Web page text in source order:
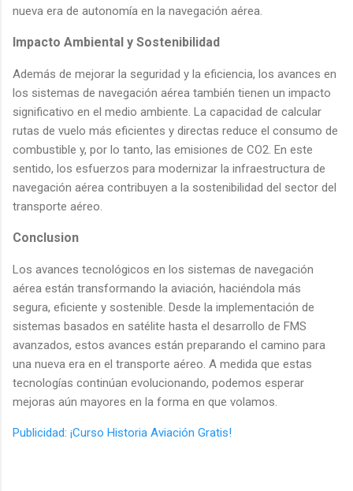
nueva era de autonomía en la navegación aérea.
Impacto Ambiental y Sostenibilidad
Además de mejorar la seguridad y la eficiencia, los avances en
los sistemas de navegación aérea también tienen un impacto
significativo en el medio ambiente. La capacidad de calcular
rutas de vuelo más eficientes y directas reduce el consumo de
combustible y, por lo tanto, las emisiones de CO2. En este
sentido, los esfuerzos para modernizar la infraestructura de
navegación aérea contribuyen a la sostenibilidad del sector del
transporte aéreo.
Conclusion
Los avances tecnológicos en los sistemas de navegación
aérea están transformando la aviación, haciéndola más
segura, eficiente y sostenible. Desde la implementación de
sistemas basados en satélite hasta el desarrollo de FMS
avanzados, estos avances están preparando el camino para
una nueva era en el transporte aéreo. A medida que estas
tecnologías continúan evolucionando, podemos esperar
mejoras aún mayores en la forma en que volamos.
Publicidad: ¡Curso Historia Aviación Gratis!